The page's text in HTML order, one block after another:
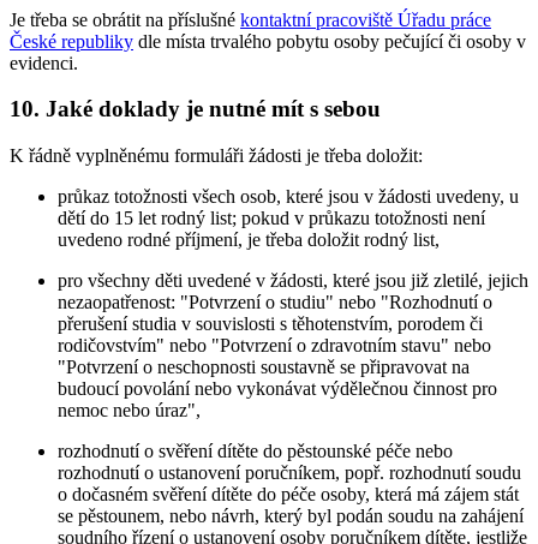
Je třeba se obrátit na příslušné kontaktní pracoviště Úřadu práce
České republiky dle místa trvalého pobytu osoby pečující či osoby v
evidenci.
10. Jaké doklady je nutné mít s sebou
K řádně vyplněnému formuláři žádosti je třeba doložit:
průkaz totožnosti všech osob, které jsou v žádosti uvedeny, u
dětí do 15 let rodný list; pokud v průkazu totožnosti není
uvedeno rodné příjmení, je třeba doložit rodný list,
pro všechny děti uvedené v žádosti, které jsou již zletilé, jejich
nezaopatřenost: "Potvrzení o studiu" nebo "Rozhodnutí o
přerušení studia v souvislosti s těhotenstvím, porodem či
rodičovstvím" nebo "Potvrzení o zdravotním stavu" nebo
"Potvrzení o neschopnosti soustavně se připravovat na
budoucí povolání nebo vykonávat výdělečnou činnost pro
nemoc nebo úraz",
rozhodnutí o svěření dítěte do pěstounské péče nebo
rozhodnutí o ustanovení poručníkem, popř. rozhodnutí soudu
o dočasném svěření dítěte do péče osoby, která má zájem stát
se pěstounem, nebo návrh, který byl podán soudu na zahájení
soudního řízení o ustanovení osoby poručníkem dítěte, jestliže